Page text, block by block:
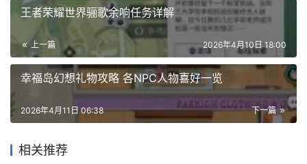
王者荣耀世界骊歌余响任务详解
上一篇 2026年4月10日 18:00
幸福岛幻想礼物攻略 各NPC人物喜好一览
下一篇
2026年4月11日 06:38
相关推荐